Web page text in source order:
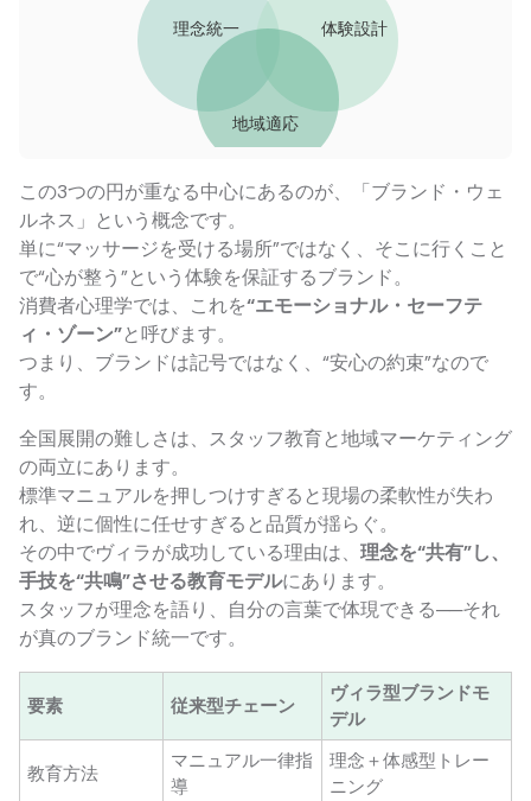
理念統一 体験設計
地域適応
この3つの円が重なる中心にあるのが、「ブランド・ウェ
ルネス」という概念です。
単に“マッサージを受ける場所”ではなく、そこに行くこと
で“心が整う”という体験を保証するブランド。
消費者心理学では、これを“エモーショナル・セーフテ
ィ・ゾーン”と呼びます。
つまり、ブランドは記号ではなく、“安心の約束”なので
す。
全国展開の難しさは、スタッフ教育と地域マーケティング
の両立にあります。
標準マニュアルを押しつけすぎると現場の柔軟性が失わ
れ、逆に個性に任せすぎると品質が揺らぐ。
その中でヴィラが成功している理由は、 理念を“共有”し、
手技を“共鳴”させる教育モデルにあります。
スタッフが理念を語り、自分の言葉で体現できる──それ
が真のブランド統一です。
要素 従来型チェーン
ヴィラ型ブランドモ
デル
教育方法
マニュアル一律指
導
理念＋体感型トレー
ニング